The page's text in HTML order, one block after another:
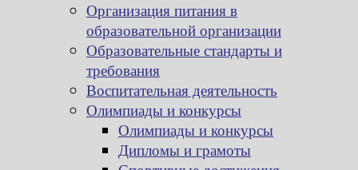
Организация питания в
образовательной организации
Образовательные стандарты и
требования
Воспитательная деятельность
Олимпиады и конкурсы
Олимпиады и конкурсы
Дипломы и грамоты